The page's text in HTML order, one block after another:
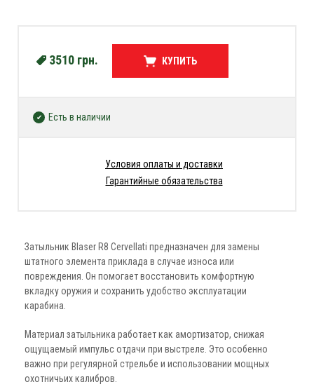
Затыльник Blaser R8 Cervellati предназначен для замены
штатного элемента приклада в случае износа или
повреждения. Он помогает восстановить комфортную
вкладку оружия и сохранить удобство эксплуатации
карабина.
Материал затыльника работает как амортизатор, снижая
ощущаемый импульс отдачи при выстреле. Это особенно
важно при регулярной стрельбе и использовании мощных
охотничьих калибров.
3510 грн. КУПИТЬ
Есть в наличии
Условия оплаты и доставки
Гарантийные обязательства